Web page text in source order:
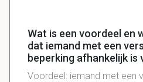
Wat is een voordeel en
dat iemand met een
beperking afhankelijk is
Voordeel: iemand met een